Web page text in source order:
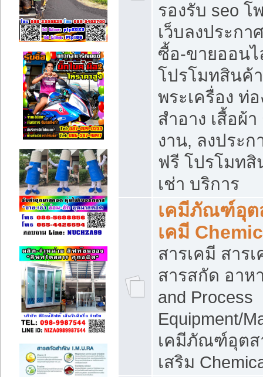
รองรับ seo โ
เว็บลงประก
ซื้อ-ขายออน
โปรโมทสินค้
พระเครื่อง ท่อ
สำอาง เสื้อผ้
งาน, ลงประ
ฟรี โปรโมท
เช่า บริการ
เคมีภัณฑ์อุต
เคมี
สารเคมี สาร
สารสกัด อาห
and Process
Equipment/
เคมีภัณฑ์อุตส
เสริม